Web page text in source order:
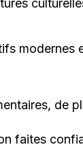
modernes
de
faites